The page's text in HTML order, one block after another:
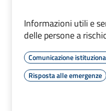
Informazioni utili e
delle persone a
Comunicazione
Risposta alle emergenze